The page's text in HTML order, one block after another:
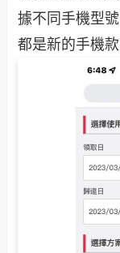
據不同手機型
都是新的手機款